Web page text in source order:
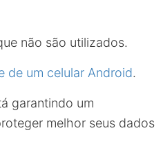
não são utilizados.
de um celular Android.
garantindo um
melhor seus dados